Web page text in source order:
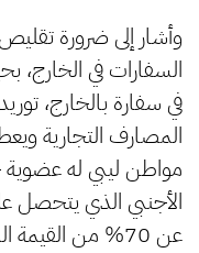
وأشار إلى ضرورة
السفارات في
في سفارة بالخارج،
المصارف التجارية
مواطن ليبي له عضوية
الأجنبي الذي يتحصل
عن 70% من القيمة المالية لهذه العضوية.